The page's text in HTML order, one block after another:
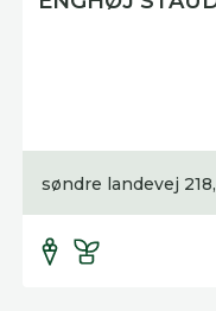
søndre landevej